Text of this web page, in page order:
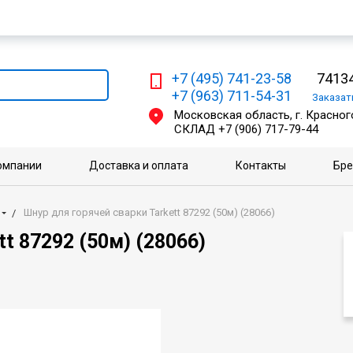
+7 (495) 741-23-58
+7 (963) 711-54-31
Московская область, г.
СКЛАД +7 (906) 717-79-44
Доставка и оплата Контакты
Шнур для горячей сварки Tarkett 87292 (50м) (28066)
87292 (50м) (28066)